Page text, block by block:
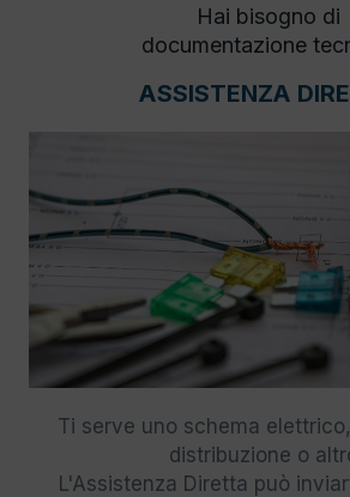
Hai bisogno di
documentazione
ASSISTENZA
Ti serve uno schema
distribuzione o
L'Assistenza Diretta può